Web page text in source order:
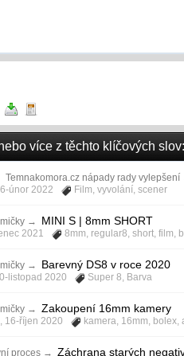
více z těchto klíčových
Temnakomora.cz nápady rady vylepšení
únor 2022 Film,vyvolání,scener
→ MINI S | 8mm SHORT
2021 8mm, regular8,short,film,
→ Barevný DS8 v roce 2020
listopad 2020 Super 8, Barva
→ Zakoupení 16mm kamery
16-říjen 2020 kamera, 16mm, bolex,
proces → Záchrana starých